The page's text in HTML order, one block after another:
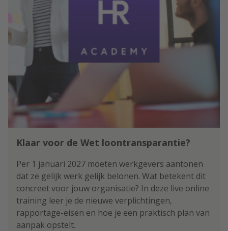
Klaar voor de Wet loontransparantie?
Per 1 januari 2027 moeten werkgevers aantonen
dat ze gelijk werk gelijk belonen. Wat betekent dit
concreet voor jouw organisatie? In deze live online
training leer je de nieuwe verplichtingen,
rapportage-eisen en hoe je een praktisch plan van
aanpak opstelt.